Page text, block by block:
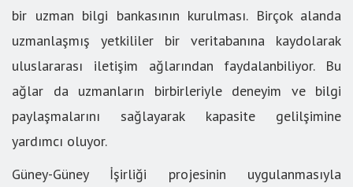
bir uzman bilgi bankasının kurulması. Birçok alanda
uzmanlaşmış yetkililer bir veritabanına kaydolarak
uluslararası iletişim ağlarından faydalanbiliyor. Bu
ağlar da uzmanların birbirleriyle deneyim ve bilgi
paylaşmalarını sağlayarak kapasite gelilşimine
yardımcı oluyor.
Güney-Güney İşirliği projesinin uygulanmasıyla